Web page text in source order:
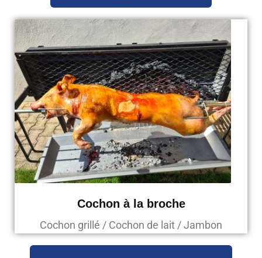
Cochon à la broche
Cochon grillé / Cochon de lait / Jambon